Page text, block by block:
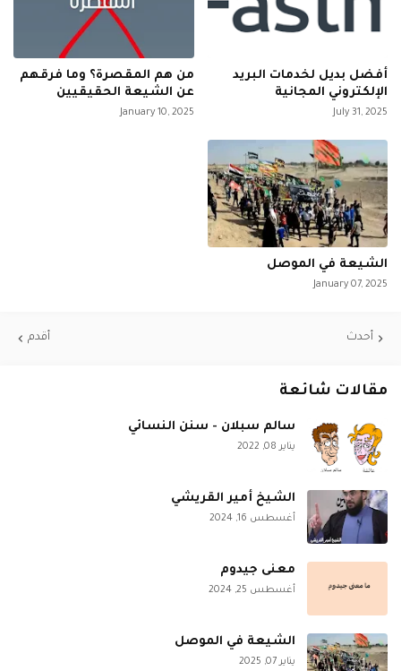
أفضل بديل لخدمات البريد
الإلكتروني المجانية
July 31, 2025
من هم المقصرة؟ وما فرقهم
عن الشيعة الحقيقيين
January 10, 2025
الشيعة في الموصل
January 07, 2025
أحدث أقدم
مقالات شائعة
سالم سبلان - سنن النسائي
يناير 08, 2022
الشيخ أمير القريشي
أغسطس 16, 2024
معنى جيدوم
أغسطس 25, 2024
الشيعة في الموصل
يناير 07, 2025